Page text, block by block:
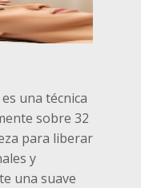
una técnica
sobre 32
para liberar
y
una suave